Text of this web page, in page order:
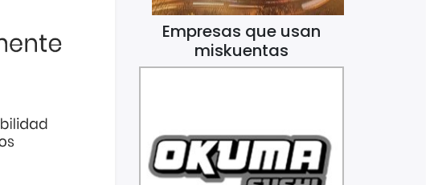
Empresas que usan
miskuentas